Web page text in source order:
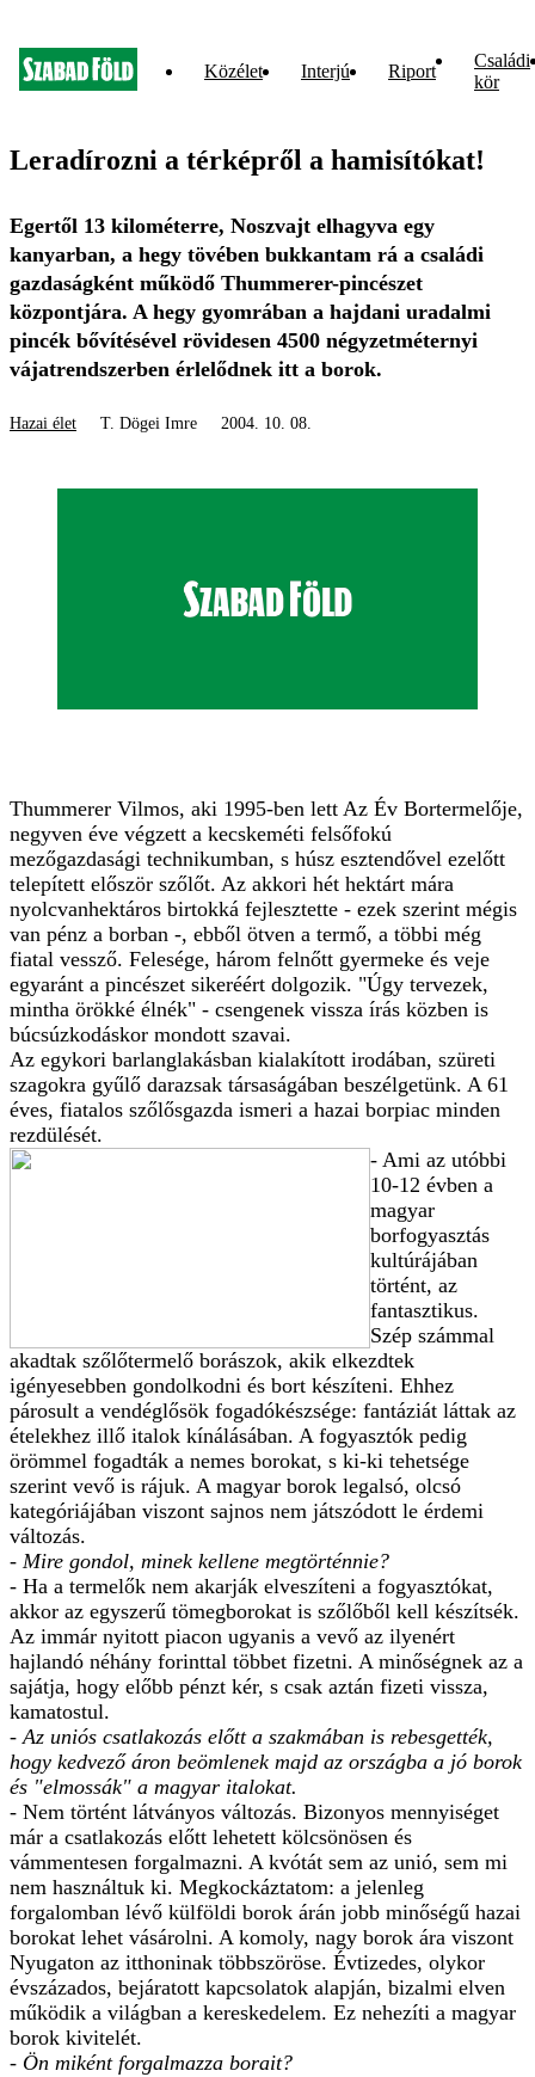
Közélet Interjú Riport
Családi
kör
Leradírozni a térképről a hamisítókat!
Egertől 13 kilométerre, Noszvajt elhagyva egy
kanyarban, a hegy tövében bukkantam rá a családi
gazdaságként működő Thummerer-pincészet
központjára. A hegy gyomrában a hajdani uradalmi
pincék bővítésével rövidesen 4500 négyzetméternyi
vájatrendszerben érlelődnek itt a borok.
Hazai élet T. Dögei Imre 2004. 10. 08.
Thummerer Vilmos, aki 1995-ben lett Az Év Bortermelője,
negyven éve végzett a kecskeméti felsőfokú
mezőgazdasági technikumban, s húsz esztendővel ezelőtt
telepített először szőlőt. Az akkori hét hektárt mára
nyolcvanhektáros birtokká fejlesztette - ezek szerint mégis
van pénz a borban -, ebből ötven a termő, a többi még
fiatal vessző. Felesége, három felnőtt gyermeke és veje
egyaránt a pincészet sikeréért dolgozik. "Úgy tervezek,
mintha örökké élnék" - csengenek vissza írás közben is
búcsúzkodáskor mondott szavai.
Az egykori barlanglakásban kialakított irodában, szüreti
szagokra gyűlő darazsak társaságában beszélgetünk. A 61
éves, fiatalos szőlősgazda ismeri a hazai borpiac minden
rezdülését.
- Ami az utóbbi
10-12 évben a
magyar
borfogyasztás
kultúrájában
történt, az
fantasztikus.
Szép számmal
akadtak szőlőtermelő borászok, akik elkezdtek
igényesebben gondolkodni és bort készíteni. Ehhez
párosult a vendéglősök fogadókészsége: fantáziát láttak az
ételekhez illő italok kínálásában. A fogyasztók pedig
örömmel fogadták a nemes borokat, s ki-ki tehetsége
szerint vevő is rájuk. A magyar borok legalsó, olcsó
kategóriájában viszont sajnos nem játszódott le érdemi
változás.
- Mire gondol, minek kellene megtörténnie?
- Ha a termelők nem akarják elveszíteni a fogyasztókat,
akkor az egyszerű tömegborokat is szőlőből kell készítsék.
Az immár nyitott piacon ugyanis a vevő az ilyenért
hajlandó néhány forinttal többet fizetni. A minőségnek az a
sajátja, hogy előbb pénzt kér, s csak aztán fizeti vissza,
kamatostul.
- Az uniós csatlakozás előtt a szakmában is rebesgették,
hogy kedvező áron beömlenek majd az országba a jó borok
és "elmossák" a magyar italokat.
- Nem történt látványos változás. Bizonyos mennyiséget
már a csatlakozás előtt lehetett kölcsönösen és
vámmentesen forgalmazni. A kvótát sem az unió, sem mi
nem használtuk ki. Megkockáztatom: a jelenleg
forgalomban lévő külföldi borok árán jobb minőségű hazai
borokat lehet vásárolni. A komoly, nagy borok ára viszont
Nyugaton az itthoninak többszöröse. Évtizedes, olykor
évszázados, bejáratott kapcsolatok alapján, bizalmi elven
működik a világban a kereskedelem. Ez nehezíti a magyar
borok kivitelét.
- Ön miként forgalmazza borait?